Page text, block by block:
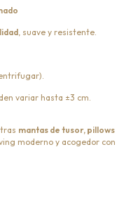
, suave y resistente.
variar hasta ±3 cm.
mantas de tusor, pillows
moderno y acogedor con